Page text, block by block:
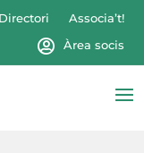
Directori
Associa’t!
Àrea socis